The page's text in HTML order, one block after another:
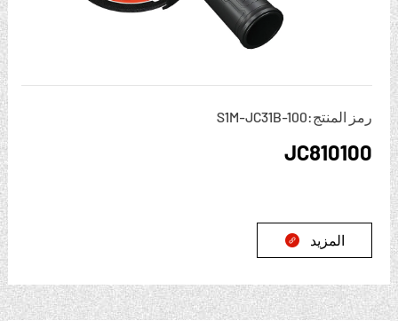
رمز المنتج:S1M-JC31B-100
JC810100
المزيد 